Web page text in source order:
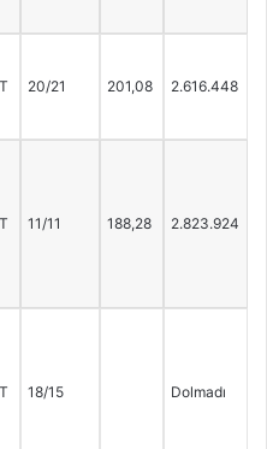
20/21 201,08 2.616.448
11/11 188,28 2.823.924
18/15 Dolmadı